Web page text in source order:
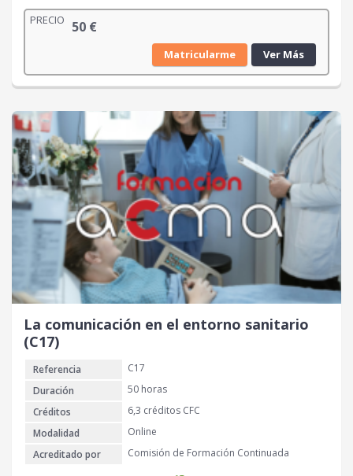
PRECIO 50 €
Matricularme Ver Más
La comunicación en el entorno sanitario
(C17)
Referencia
C17
Duración
50 horas
Créditos
6,3 créditos CFC
Modalidad
Online
Acreditado por
Comisión de Formación Continuada